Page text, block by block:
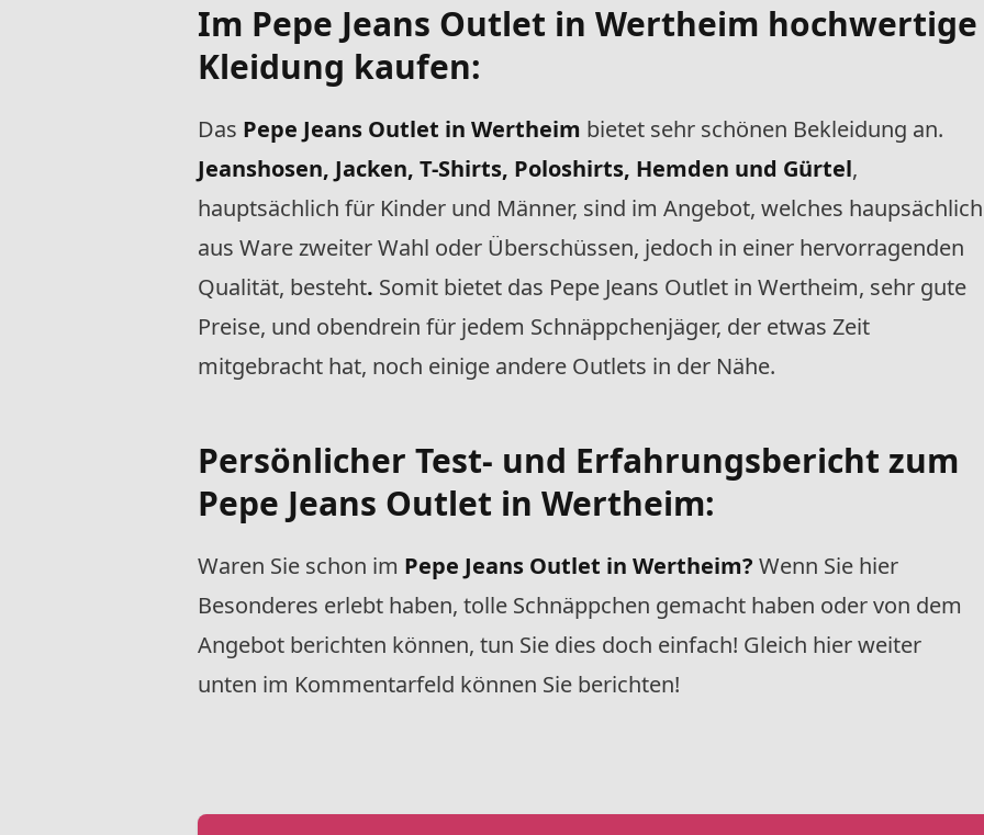
Im Pepe Jeans Outlet in Wertheim hochwertige
Kleidung kaufen:
Das Pepe Jeans Outlet in Wertheim bietet sehr schönen Bekleidung an.
Jeanshosen, Jacken, T-Shirts, Poloshirts, Hemden und Gürtel,
hauptsächlich für Kinder und Männer, sind im Angebot, welches haupsächlich
aus Ware zweiter Wahl oder Überschüssen, jedoch in einer hervorragenden
Qualität, besteht. Somit bietet das Pepe Jeans Outlet in Wertheim, sehr gute
Preise, und obendrein für jedem Schnäppchenjäger, der etwas Zeit
mitgebracht hat, noch einige andere Outlets in der Nähe.
Persönlicher Test- und Erfahrungsbericht zum
Pepe Jeans Outlet in Wertheim:
Waren Sie schon im Pepe Jeans Outlet in Wertheim? Wenn Sie hier
Besonderes erlebt haben, tolle Schnäppchen gemacht haben oder von dem
Angebot berichten können, tun Sie dies doch einfach! Gleich hier weiter
unten im Kommentarfeld können Sie berichten!